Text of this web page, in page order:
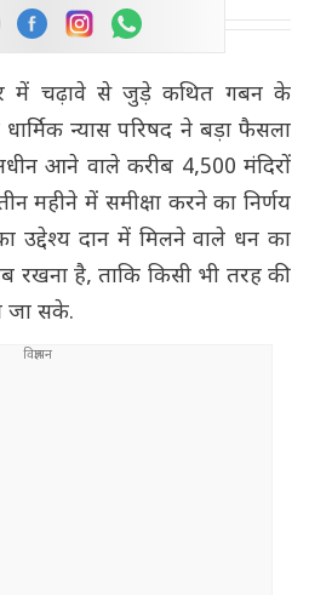
में चढ़ावे से जुड़े कथित गबन के
न्यास परिषद ने बड़ा फैसला
आने वाले करीब 4,500 मंदिरों
महीने में समीक्षा करने का निर्णय
उद्देश्य दान में मिलने वाले धन का
रखना है, ताकि किसी भी तरह की
जा सके.